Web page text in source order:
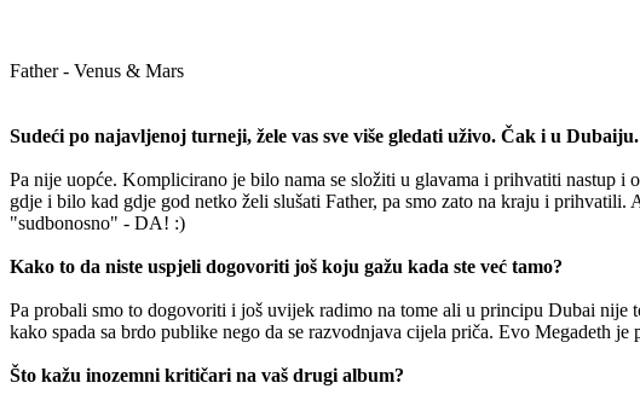
Father - Venus & Mars
Sudeći po najavljenoj turneji, žele vas sve više gledati uživo. Čak i u
Pa nije uopće. Komplicirano je bilo nama se složiti u glavama i prihvatiti nastup
gdje i bilo kad gdje god netko želi slušati Father, pa smo zato na kraju i
"sudbonosno" - DA! :)
Kako to da niste uspjeli dogovoriti još koju gažu kada ste već tamo?
Pa probali smo to dogovoriti i još uvijek radimo na tome ali u principu Dubai
kako spada sa brdo publike nego da se razvodnjava cijela priča. Evo Megadeth
Što kažu inozemni kritičari na vaš drugi album?